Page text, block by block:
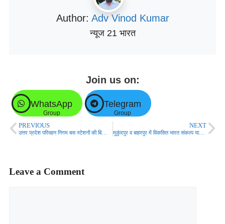
Author: Adv Vinod Kumar
न्यूज 21 भारत
Join us on:
WhatsApp
Group
Telegram
Group
PREVIOUS
उत्तर प्रदेश परिवहन निगम बस स्टेशनों की बिल्डिंगों की छतों का करेगा कामर्शियल इस्तेमाल
NEXT
मुकुंदपुर व बाहरपुर में विकसित भारत संकल्प यात्रा का हुआ भव्य कार्यक्रम
Leave a Comment